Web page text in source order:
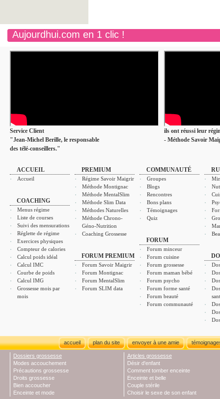
Aujourdhui.com en 1 clic !
Service Client
"Jean-Michel Berille, le responsable
des télé-conseillers."
ils ont réussi leur
- Méthode Savoir
ACCUEIL
Accueil
COACHING
Menus régime
Liste de courses
Suivi des mensurations
Réglette de régime
Exercices physiques
Compteur de calories
Calcul poids idéal
Calcul IMC
Courbe de poids
Calcul IMG
Grossesse mois par
mois
PREMIUM
Régime Savoir Maigrir
Méthode Montignac
Méthode MentalSlim
Méthode Slim Data
Méthodes Naturelles
Méthode Chrono-
Géno-Nutrition
Coaching Grossesse
FORUM PREMIUM
Forum Savoir Maigrir
Forum Montignac
Forum MentalSlim
Forum SLIM data
COMMUNAUTÉ
Groupes
Blogs
Rencontres
Bons plans
Témoignages
Quiz
FORUM
Forum minceur
Forum cuisine
Forum grossesse
Forum maman bébé
Forum psycho
Forum forme santé
Forum beauté
Forum communauté
accueil plan du site envoyer à une amie
Dossiers grossesse
Modes accouchement
Précautions grossesse
Droits grossesse
Bien accoucher
Enceinte et mode
Articles grossesse
Désir d'enfant
Comment tomber enceinte
Enceinte et belle
Couple stérile
Choisir le sexe de son enfant